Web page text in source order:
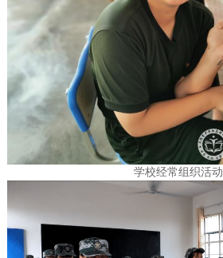
学校经常组织活动